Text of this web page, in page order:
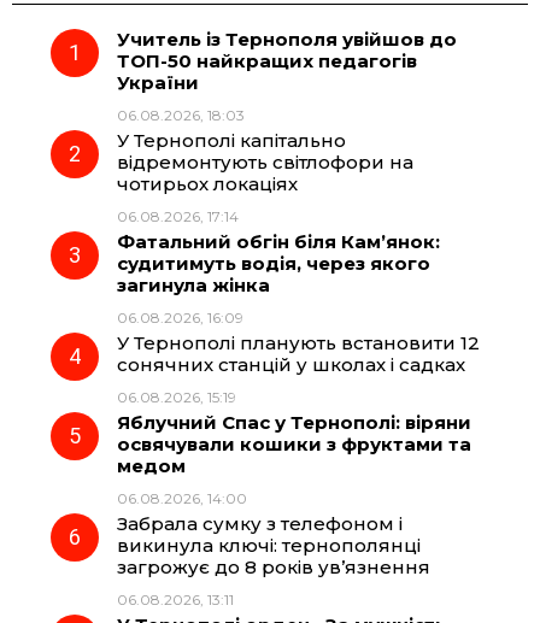
e
o
k
e
r
a
m
t
A
Учитель із Тернополя увійшов до
ТОП-50 найкращих педагогів
України
06.08.2026, 18:03
У Тернополі капітально
відремонтують світлофори на
чотирьох локаціях
06.08.2026, 17:14
Фатальний обгін біля Кам’янок:
судитимуть водія, через якого
загинула жінка
06.08.2026, 16:09
У Тернополі планують встановити 12
сонячних станцій у школах і садках
06.08.2026, 15:19
Яблучний Спас у Тернополі: віряни
освячували кошики з фруктами та
медом
06.08.2026, 14:00
Забрала сумку з телефоном і
викинула ключі: тернополянці
загрожує до 8 років ув’язнення
06.08.2026, 13:11